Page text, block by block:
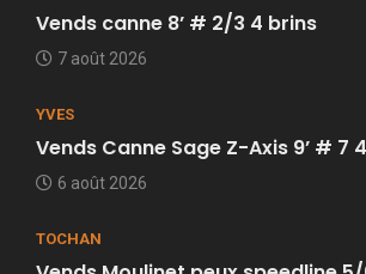
Vends canne 8’ # 2/3 4 brins
7 août 2026
YVES
Vends Canne Sage Z-Axis 9’ # 7
6 août 2026
TOCHAN